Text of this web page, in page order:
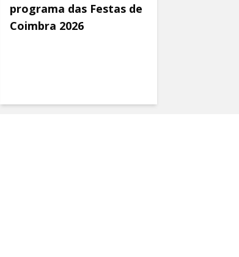
programa das Festas de
Coimbra 2026